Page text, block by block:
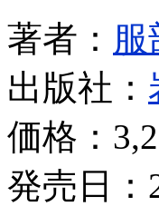
著者： 服
出版社：
価格：
発売日：